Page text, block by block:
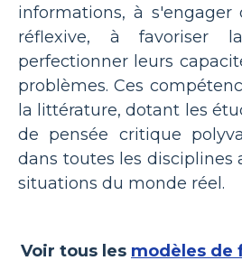
informations, à s'engager
réflexive, à favoriser
perfectionner leurs
problèmes. Ces
la littérature, dotant les
de pensée critique
dans toutes les disciplines
situations du monde réel.
Voir tous les modèles de